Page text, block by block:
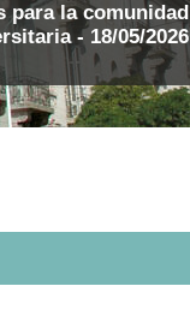
para la comunidad
- 18/05/2026